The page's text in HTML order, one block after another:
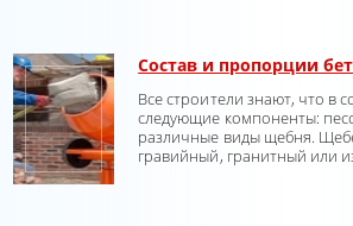
Состав и пропорции
Все строители знают, что в
следующие компоненты:
различные виды щебня.
гравийный, гранитный или